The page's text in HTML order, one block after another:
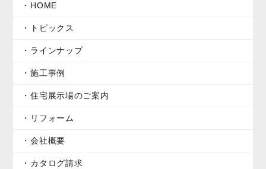
HOME
トピックス
ラインナップ
施工事例
住宅展示場のご案内
リフォーム
会社概要
カタログ請求